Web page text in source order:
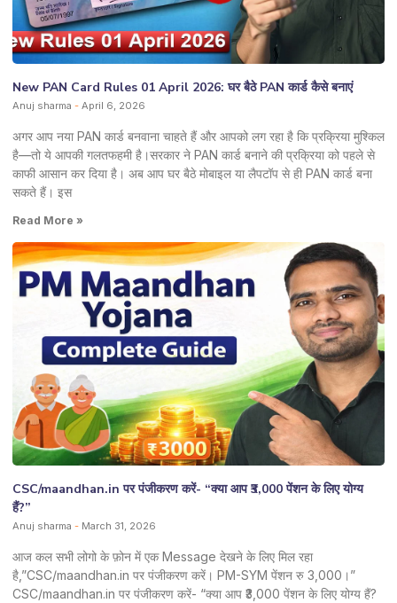
New PAN Card Rules 01 April 2026: घर बैठे PAN कार्ड कैसे बनाएं
Anuj sharma April 6, 2026
अगर आप नया PAN कार्ड बनवाना चाहते हैं और आपको लग रहा है कि प्रक्रिया मुश्किल
है—तो ये आपकी गलतफहमी है।सरकार ने PAN कार्ड बनाने की प्रक्रिया को पहले से
काफी आसान कर दिया है। अब आप घर बैठे मोबाइल या लैपटॉप से ही PAN कार्ड बना
सकते हैं। इस
Read More »
CSC/maandhan.in पर पंजीकरण करें- “क्या आप ₹3,000 पेंशन के लिए योग्य
हैं?”
Anuj sharma March 31, 2026
आज कल सभी लोगो के फ़ोन में एक Message देखने के लिए मिल रहा
है,”CSC/maandhan.in पर पंजीकरण करें। PM-SYM पेंशन रु 3,000।”
CSC/maandhan.in पर पंजीकरण करें- “क्या आप ₹3,000 पेंशन के लिए योग्य हैं?